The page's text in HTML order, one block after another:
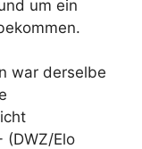
um ein
war derselbe
(DWZ/Elo